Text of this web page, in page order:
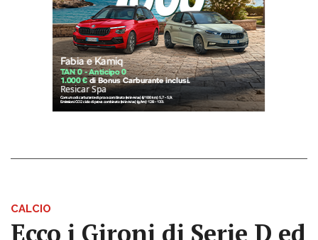
CALCIO
Ecco i Gironi di Serie D ed